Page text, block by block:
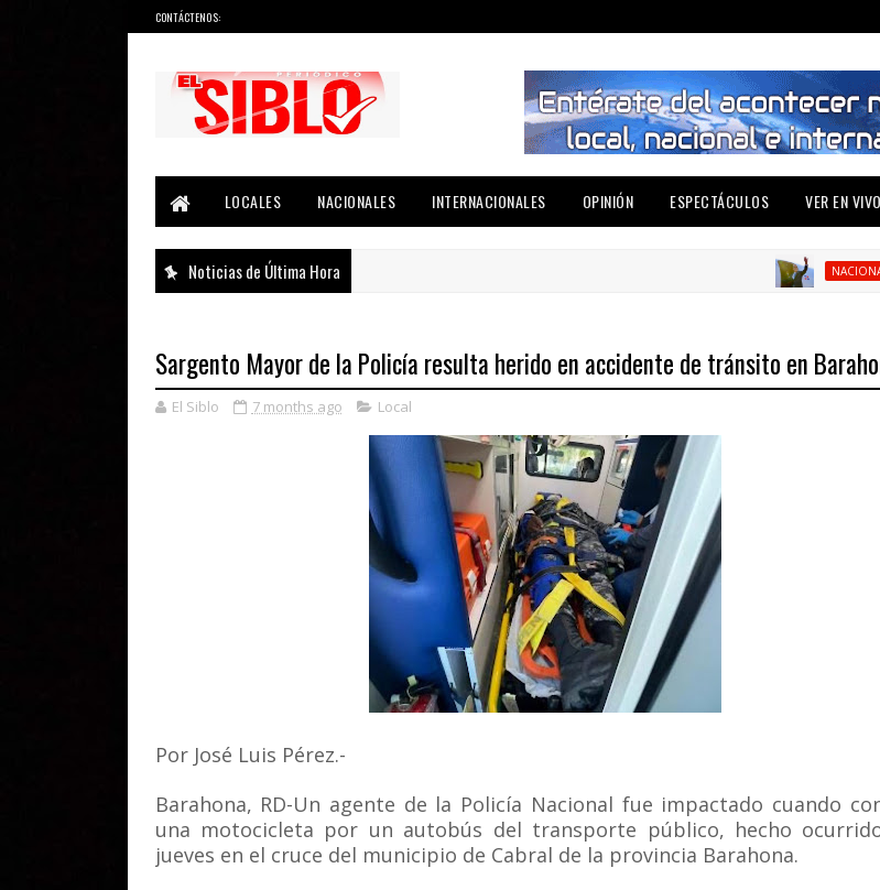
CONTÁCTENOS:
LOCALES
NACIONALES INTERNACIONALES OPINIÓN ESPECTÁCULOS VER EN VIVO
Noticias de Última Hora NACIONAL
Sargento Mayor de la Policía resulta herido en accidente de tránsito en
El Siblo 7 months ago Local
Por José Luis Pérez.-
Barahona, RD-Un agente de la Policía Nacional fue impactado cuando
una motocicleta por un autobús del transporte público, hecho
jueves en el cruce del municipio de Cabral de la provincia Barahona.